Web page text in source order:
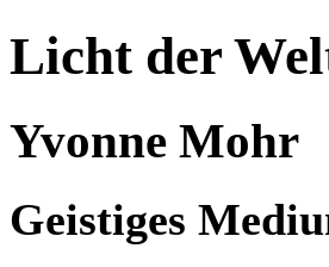
Licht der
Yvonne Mohr
Geistiges